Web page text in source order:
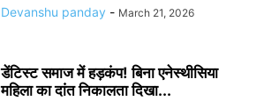
Devanshu panday - March 21, 2026
डेंटिस्ट समाज में हड़कंप! बिना एनेस्थीसिया
महिला का दांत निकालता दिखा...